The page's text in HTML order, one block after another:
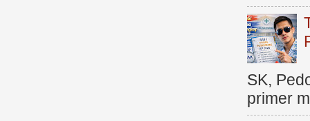
SK,
primer